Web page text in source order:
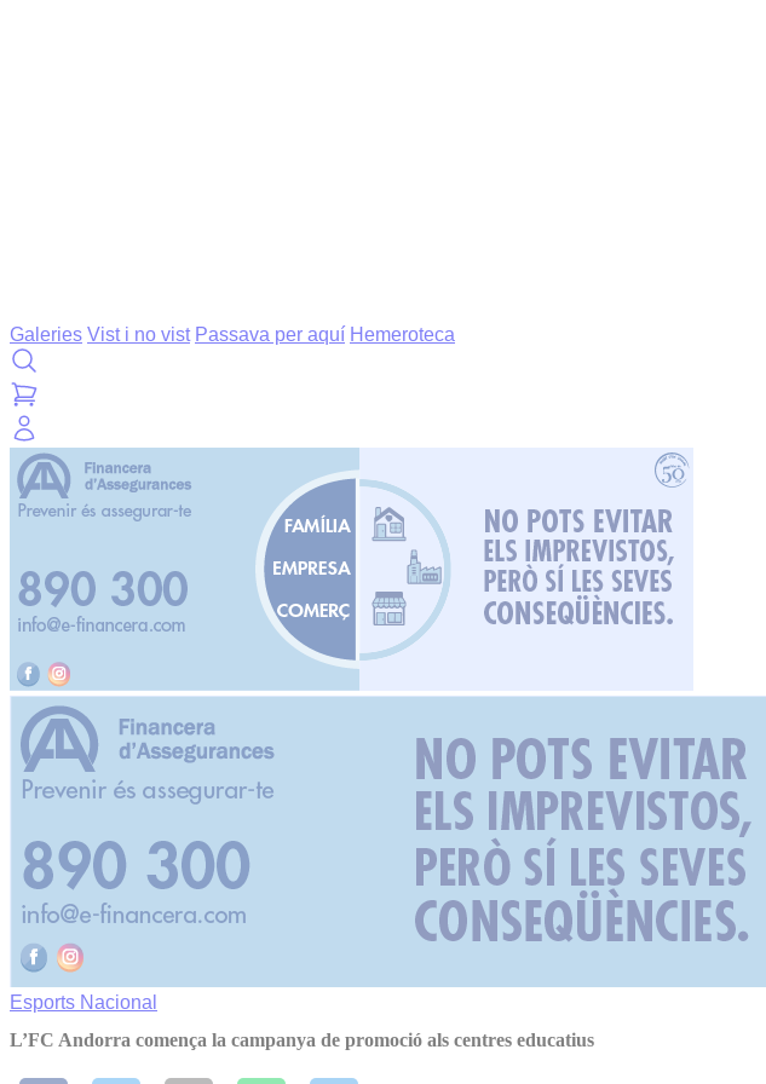
Galeries Vist i no vist Passava per aquí Hemeroteca
Esports Nacional
L’FC Andorra comença la campanya de promoció als centres educatius